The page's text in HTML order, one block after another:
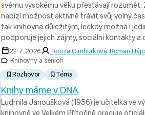
svému vysokému věku přestávají rozumět.
nabízí možnost aktivně trávit svůj volný
tak knihovna důležitým, leckdy možná i
podporuje jejich zájmy, sociální kontakty a
22. 7. 2026 Tereza Cimburková,Roman
Knihovny a senioři
Rozhovor Téma
Knihy máme v DNA
Ludmila Janoušková (1956) je učitelka ve